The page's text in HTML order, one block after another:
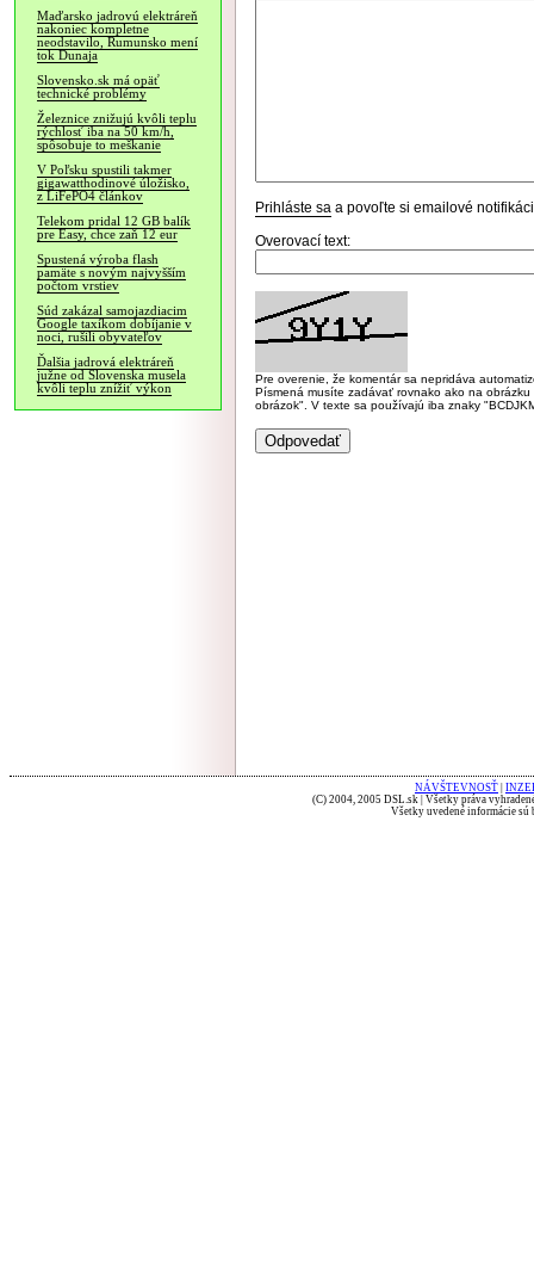
Maďarsko jadrovú elektráreň
nakoniec kompletne
neodstavilo, Rumunsko mení
tok Dunaja
Slovensko.sk má opäť
technické problémy
Železnice znižujú kvôli teplu
rýchlosť iba na 50 km/h,
spôsobuje to meškanie
V Poľsku spustili takmer
gigawatthodinové úložisko,
z LiFePO4 článkov
Telekom pridal 12 GB balík
pre Easy, chce zaň 12 eur
Spustená výroba flash
pamäte s novým najvyšším
počtom vrstiev
Súd zakázal samojazdiacim
Google taxíkom dobíjanie v
noci, rušili obyvateľov
Ďalšia jadrová elektráreň
južne od Slovenska musela
kvôli teplu znížiť výkon
Prihláste sa a povoľte si emailové
Overovací text:
Pre overenie, že komentár sa nepridáva
Písmená musíte zadávať rovnako ako na
obrázok". V texte sa používajú iba znaky
NÁVŠTEVNOSŤ
(C) 2004, 2005 DSL.sk | Všetky práva
Všetky uvedené informácie sú